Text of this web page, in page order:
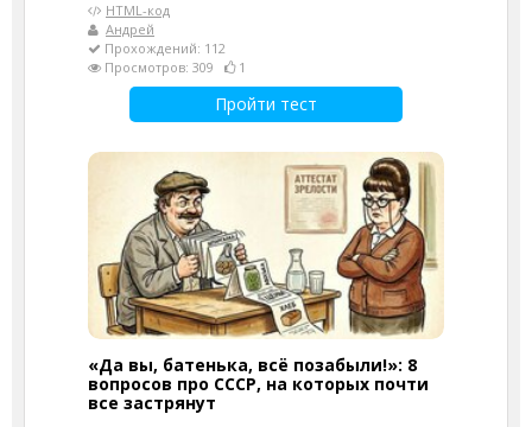
HTML-код
Андрей
Прохождений: 112
Просмотров: 309
1
Пройти тест
«Да вы, батенька, всё позабыли!»: 8
вопросов про СССР, на которых почти
все застрянут